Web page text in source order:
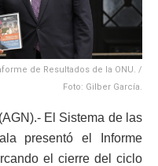
de Resultados de la ONU. /
Foto: Gilber García.
El Sistema de las
presentó el Informe
el cierre del ciclo